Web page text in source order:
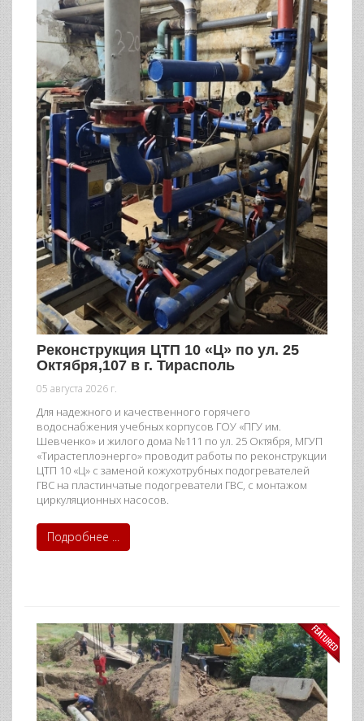
Реконструкция ЦТП 10 «Ц» по ул. 25
Октября,107 в г. Тирасполь
05 августа 2026 г.
Для надежного и качественного горячего
водоснабжения учебных корпусов ГОУ «ПГУ им.
Шевченко» и жилого дома №111 по ул. 25 Октября, МГУП
«Тирастеплоэнерго» проводит работы по реконструкции
ЦТП 10 «Ц» с заменой кожухотрубных подогревателей
ГВС на пластинчатые подогреватели ГВС, с монтажом
циркуляционных насосов.
Подробнее ...